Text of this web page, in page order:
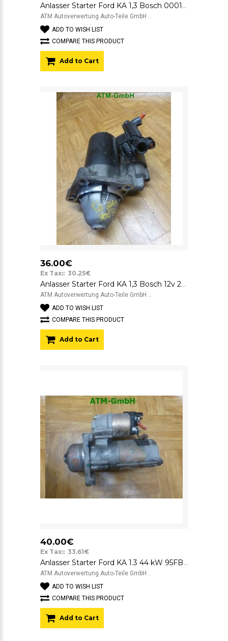
Anlasser Starter Ford KA 1,3 Bosch 0001107059 97KB11000AB 7651705593
ATM Autoverwertung Auto-Teile GmbH ..
ADD TO WISH LIST
COMPARE THIS PRODUCT
Add to Cart
36.00€
Ex Tax:: 30.25€
Anlasser Starter Ford KA 1,3 Bosch 12v 2S6U11000DB 001107418
ATM Autoverwertung Auto-Teile GmbH ..
ADD TO WISH LIST
COMPARE THIS PRODUCT
Add to Cart
40.00€
Ex Tax:: 33.61€
Anlasser Starter Ford KA 1.3 44 kW 95FB11000BD Denso 63223538 12v 1.1 kW
ATM Autoverwertung Auto-Teile GmbH ..
ADD TO WISH LIST
COMPARE THIS PRODUCT
Add to Cart